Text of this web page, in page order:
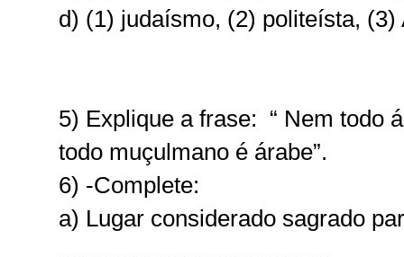
d) (1) judaísmo, (2) politeísta, (3)
5) Explique a frase: “ Nem todo
todo muçulmano é árabe”.
6) -Complete:
a) Lugar considerado sagrado
...........................................